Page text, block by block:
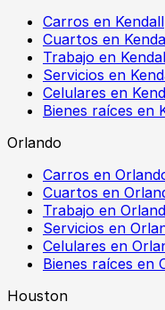
Carros en Kendall
Cuartos en
Trabajo en
Servicios en
Celulares en
Bienes raíces en
Orlando
Carros en
Cuartos en
Trabajo en
Servicios en
Celulares en
Bienes raíces en
Houston